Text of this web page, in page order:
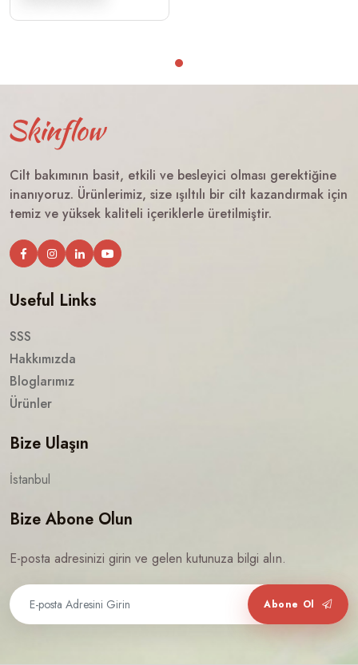
Cilt bakımının basit, etkili ve besleyici olması gerektiğine
inanıyoruz. Ürünlerimiz, size ışıltılı bir cilt kazandırmak için
temiz ve yüksek kaliteli içeriklerle üretilmiştir.
Useful Links
SSS
Hakkımızda
Bloglarımız
Ürünler
Bize Ulaşın
İstanbul
Bize Abone Olun
E-posta adresinizi girin ve gelen kutunuza bilgi alın.
Abone Ol